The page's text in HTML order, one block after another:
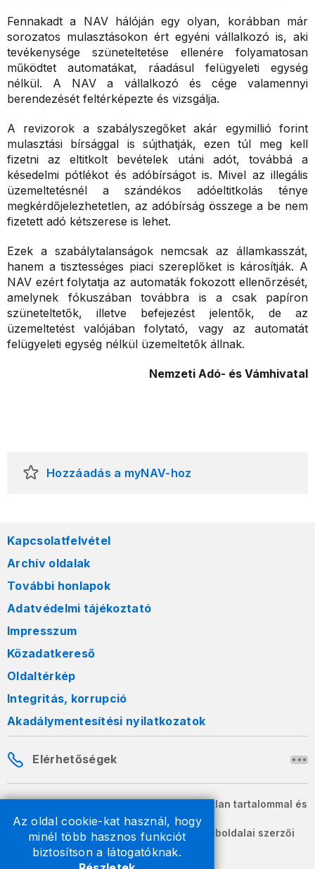
Az oldal cookie-kat használ, hogy
minél több hasznos funkciót
biztosítson a látogatóknak.
Fennakadt a NAV hálóján egy olyan, korábban már
sorozatos mulasztásokon ért egyéni vállalkozó is, aki
tevékenysége szüneteltetése ellenére folyamatosan
működtet automatákat, ráadásul felügyeleti egység
nélkül. A NAV a vállalkozó és cége valamennyi
berendezését feltérképezte és vizsgálja.
A revizorok a szabályszegőket akár egymillió forint
mulasztási bírsággal is sújthatják, ezen túl meg kell
fizetni az eltitkolt bevételek utáni adót, továbbá a
késedelmi pótlékot és adóbírságot is. Mivel az illegális
üzemeltetésnél a szándékos adóeltitkolás ténye
megkérdőjelezhetetlen, az adóbírság összege a be nem
fizetett adó kétszerese is lehet.
Ezek a szabálytalanságok nemcsak az államkasszát,
hanem a tisztességes piaci szereplőket is károsítják. A
NAV ezért folytatja az automaták fokozott ellenőrzését,
amelynek fókuszában továbbra is a csak papíron
szüneteltetők, illetve befejezést jelentők, de az
üzemeltetést valójában folytató, vagy az automatát
felügyeleti egység nélkül üzemeltetők állnak.
Nemzeti Adó- és Vámhivatal
Hozzáadás a myNAV-hoz
Kapcsolatfelvétel
Archív oldalak
További honlapok
Adatvédelmi tájékoztató
Impresszum
Közadatkereső
Oldaltérkép
Integritás, korrupció
Akadálymentesítési nyilatkozatok
Elérhetőségek
A honlapon szereplő információk változatlan tartalommal és
formában szabadon terjeszthetők.
2026 © A Nemzeti Adó- és Vámhivatal weboldalai szerzői
jogvédelem alatt állnak.